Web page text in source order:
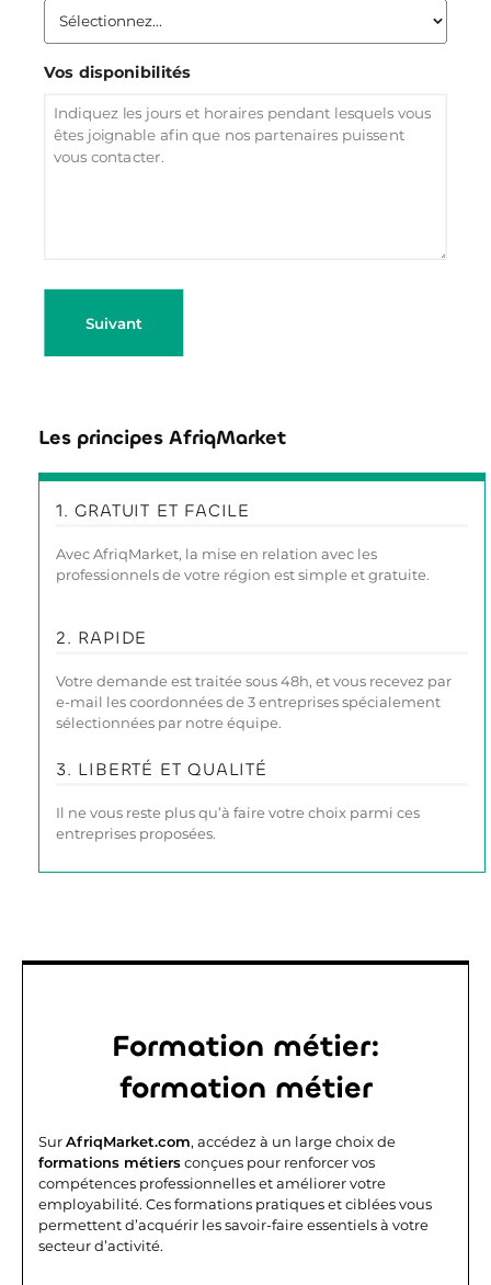
Vos disponibilités
Suivant
Les principes AfriqMarket
1. GRATUIT ET FACILE
Avec AfriqMarket, la mise en relation avec les
professionnels de votre région est simple et gratuite.
2. RAPIDE
Votre demande est traitée sous 48h, et vous recevez par
e-mail les coordonnées de 3 entreprises spécialement
sélectionnées par notre équipe.
3. LIBERTÉ ET QUALITÉ
Il ne vous reste plus qu’à faire votre choix parmi ces
entreprises proposées.
Formation métier:
formation métier
SurAfriqMarket.com, accédez à un large choix de
formations métiersconçues pour renforcer vos
compétences professionnelles et améliorer votre
employabilité. Ces formations pratiques et ciblées vous
permettent d’acquérir les savoir-faire essentiels à votre
secteur d’activité.